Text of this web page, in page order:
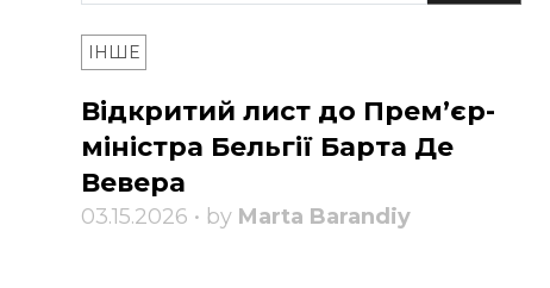
ІНШЕ
Відкритий лист до Прем’єр-
міністра Бельгії Барта Де
Вевера
03.15.2026 • by Marta Barandiy